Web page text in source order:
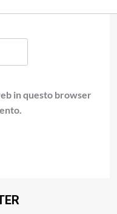
in questo browser